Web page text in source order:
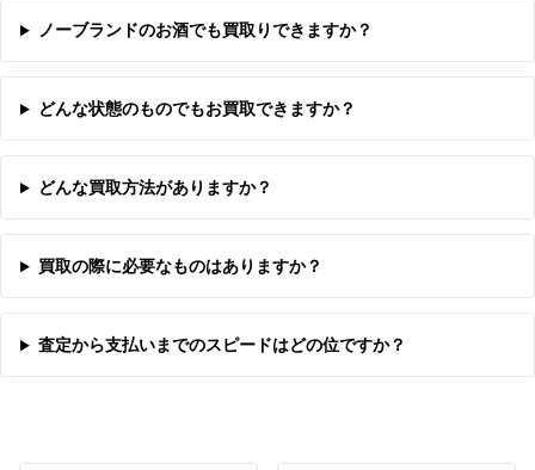
ノーブランドのお酒でも買取りできますか？
どんな状態のものでもお買取できますか？
どんな買取方法がありますか？
買取の際に必要なものはありますか？
査定から支払いまでのスピードはどの位ですか？